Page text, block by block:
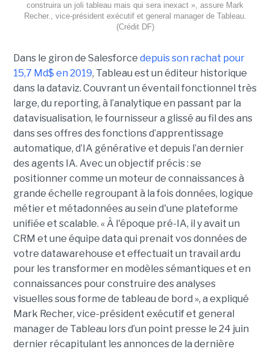
construira un joli tableau mais qui sera inexact », assure Mark
Recher., vice-président exécutif et general manager de Tableau.
(Crédit DF)
Dans le giron de Salesforce depuis son rachat pour
15,7 Md$ en 2019, Tableau est un éditeur historique
dans la dataviz. Couvrant un éventail fonctionnel très
large, du reporting, à l’analytique en passant par la
datavisualisation, le fournisseur a glissé au fil des ans
dans ses offres des fonctions d’apprentissage
automatique, d’IA générative et depuis l’an dernier
des agents IA. Avec un objectif précis : se
positionner comme un moteur de connaissances à
grande échelle regroupant à la fois données, logique
métier et métadonnées au sein d'une plateforme
unifiée et scalable. « À l'époque pré-IA, il y avait un
CRM et une équipe data qui prenait vos données de
votre datawarehouse et effectuait un travail ardu
pour les transformer en modèles sémantiques et en
connaissances pour construire des analyses
visuelles sous forme de tableau de bord », a expliqué
Mark Recher, vice-président exécutif et general
manager de Tableau lors d’un point presse le 24 juin
dernier récapitulant les annonces de la dernière